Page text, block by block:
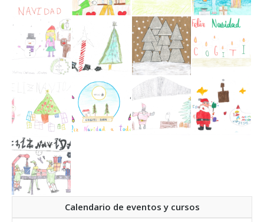
Calendario de eventos y cursos